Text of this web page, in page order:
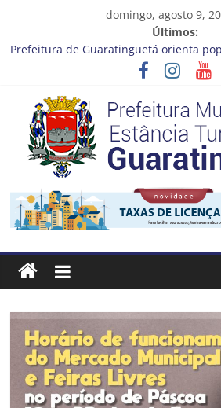
domingo, agosto 9,
Últimos:
Prefeitura de Guaratinguetá orienta
de ventos fortes e chuva entre os dias 6
Cinema Pontos MIS | Programação de
Neste sábado (08), a Prefeitura de
uma edição do programa “Sábado
A Operação Cata Bagulho atenderá o
sábado, (08)
Prefeitura
Estância
Turística
Prefeitura
Estância
Turística